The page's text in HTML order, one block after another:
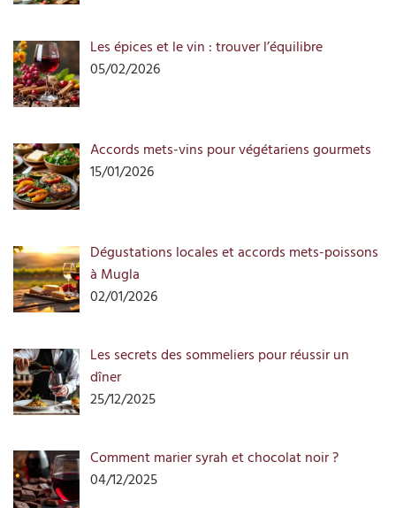
Les épices et le vin : trouver l’équilibre
05/02/2026
Accords mets-vins pour végétariens gourmets
15/01/2026
Dégustations locales et accords mets-poissons
à Mugla
02/01/2026
Les secrets des sommeliers pour réussir un
dîner
25/12/2025
Comment marier syrah et chocolat noir ?
04/12/2025